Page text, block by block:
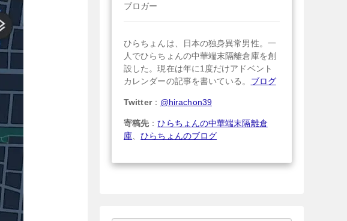
ブロガー
ひらちょんは、日本の独身異常男性。一
人でひらちょんの中華端末隔離倉庫を創
設した。現在は年に1度だけアドベント
カレンダーの記事を書いている。 ブログ
Twitter： @hirachon39
寄稿先 ：ひらちょんの中華端末隔離倉
庫 、ひらちょんのブログ